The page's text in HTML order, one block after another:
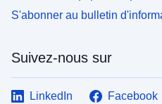
S'abonner au bulletin
Suivez-nous sur
LinkedIn Facebook